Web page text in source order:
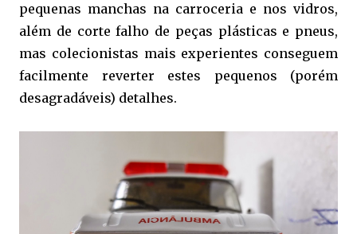
pequenas manchas na carroceria e nos vidros,
além de corte falho de peças plásticas e pneus,
mas colecionistas mais experientes conseguem
facilmente reverter estes pequenos (porém
desagradáveis) detalhes.